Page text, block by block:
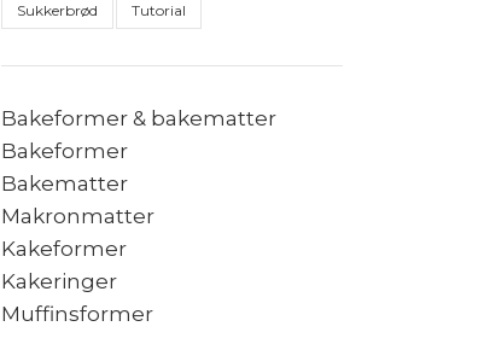
Sukkerbrød Tutorial
Bakeformer & bakematter
Bakeformer
Bakematter
Makronmatter
Kakeformer
Kakeringer
Muffinsformer